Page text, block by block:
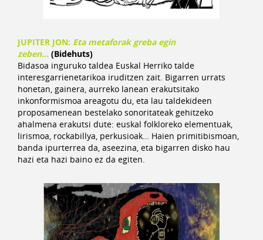
JUPITER JON: Eta metaforak greba egin
zeben… (Bidehuts)
Bidasoa inguruko taldea Euskal Herriko talde
interesgarrienetarikoa iruditzen zait. Bigarren urrats
honetan, gainera, aurreko lanean erakutsitako
inkonformismoa areagotu du, eta lau taldekideen
proposamenean bestelako sonoritateak gehitzeko
ahalmena erakutsi dute: euskal folkloreko elementuak,
lirismoa, rockabillya, perkusioak… Haien primitibismoan,
banda ipurterrea da, aseezina, eta bigarren disko hau
hazi eta hazi baino ez da egiten.